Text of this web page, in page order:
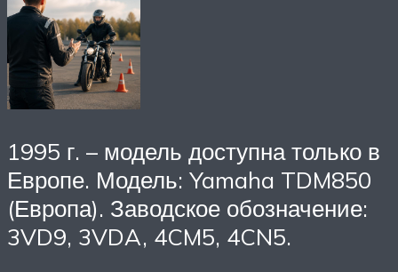
1995 г. – модель доступна только в
Европе. Модель: Yamaha TDM850
(Европа). Заводское обозначение:
3VD9, 3VDA, 4CM5, 4CN5.